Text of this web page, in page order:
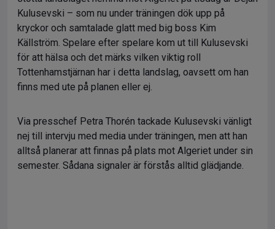
Kulusevski – som nu under träningen dök upp på
kryckor och samtalade glatt med big boss Kim
Källström. Spelare efter spelare kom ut till Kulusevski
för att hälsa och det märks vilken viktig roll
Tottenhamstjärnan har i detta landslag, oavsett om han
finns med ute på planen eller ej.
Via presschef Petra Thorén tackade Kulusevski vänligt
nej till intervju med media under träningen, men att han
alltså planerar att finnas på plats mot Algeriet under sin
semester. Sådana signaler är förstås alltid glädjande.